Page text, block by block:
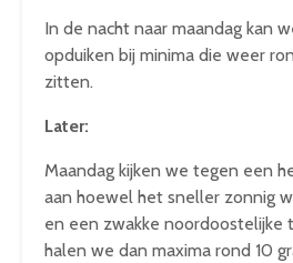
In de nacht naar maandag kan
opduiken bij minima die weer
zitten.
Later:
Maandag kijken we tegen een
aan hoewel het sneller zonnig
en een zwakke noordoostelijke
halen we dan maxima rond 10